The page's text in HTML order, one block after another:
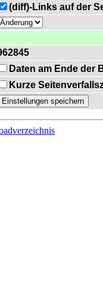
(diff)-Links auf der
Daten am Ende der
Kurze